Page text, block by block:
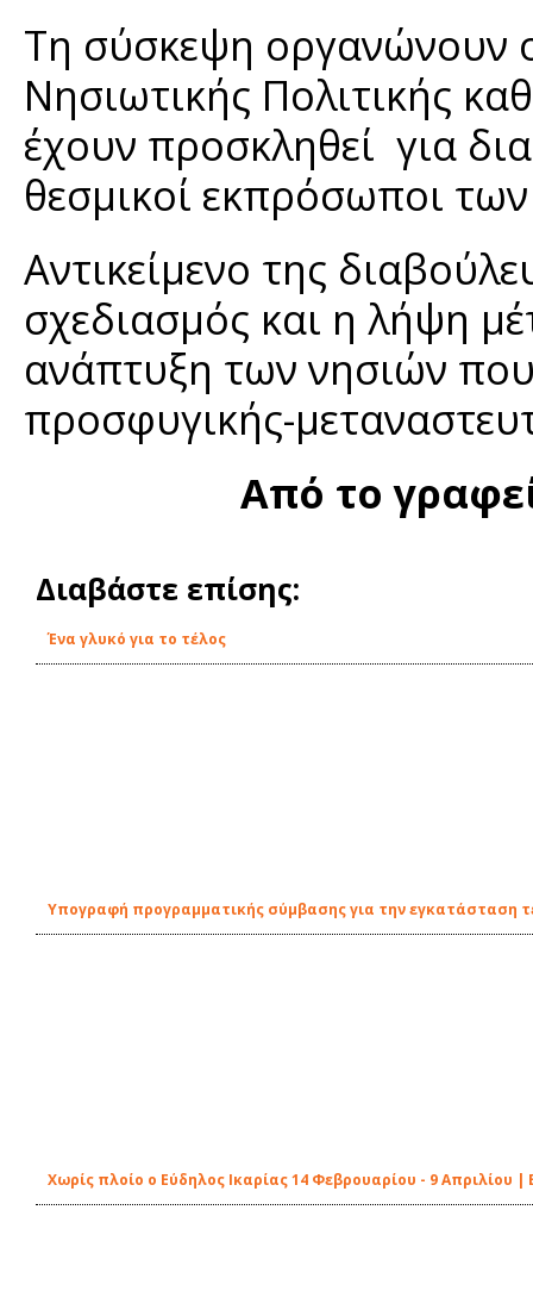
Τη σύσκεψη οργανώνουν
Νησιωτικής Πολιτικής
έχουν προσκληθεί για
θεσμικοί εκπρόσωποι
Αντικείμενο της
σχεδιασμός και η λήψη
ανάπτυξη των νησιών
προσφυγικής-
Από το
Διαβάστε επίσης:
Ένα γλυκό για το τέλος
Υπογραφή προγραμματικής σύμβασης για την εγκατάσταση
Χωρίς πλοίο ο Εύδηλος Ικαρίας 14 Φεβρουαρίου - 9 Απριλίου